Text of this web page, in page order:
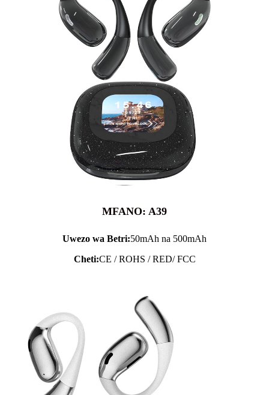
MFANO: A39
Uwezo wa Betri:50mAh na 500mAh
Cheti:CE / ROHS / RED/ FCC